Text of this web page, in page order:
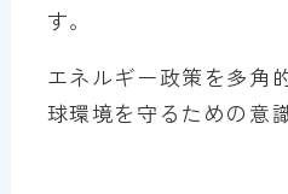
す。
エネルギー政策を多角
球環境を守るための意